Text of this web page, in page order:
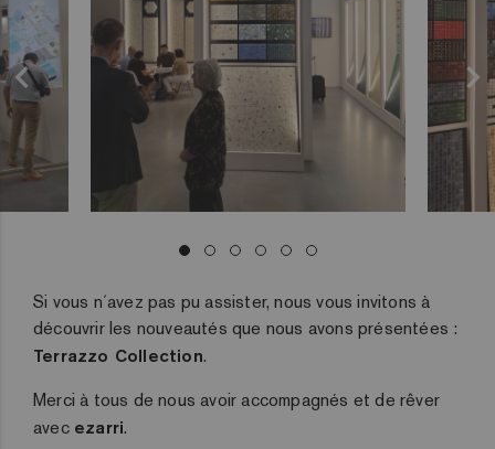
Si vous n´avez pas pu assister, nous vous invitons à
découvrir les nouveautés que nous avons présentées :
Terrazzo Collection.
Merci à tous de nous avoir accompagnés et de rêver
avec ezarri.